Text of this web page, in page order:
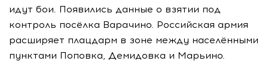
идут бои. Появились данные о взятии под
контроль посёлка Варачино. Российская армия
расширяет плацдарм в зоне между населёнными
пунктами Поповка, Демидовка и Марьино.